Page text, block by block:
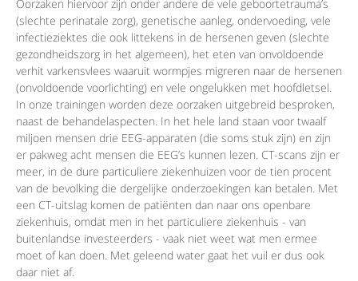
Oorzaken hiervoor zijn onder andere de vele geboortetrauma’s
(slechte perinatale zorg), genetische aanleg, ondervoeding, vele
infectieziektes die ook littekens in de hersenen geven (slechte
gezondheidszorg in het algemeen), het eten van onvoldoende
verhit varkensvlees waaruit wormpjes migreren naar de hersenen
(onvoldoende voorlichting) en vele ongelukken met hoofdletsel.
In onze trainingen worden deze oorzaken uitgebreid besproken,
naast de behandelaspecten. In het hele land staan voor twaalf
miljoen mensen drie EEG-apparaten (die soms stuk zijn) en zijn
er pakweg acht mensen die EEG’s kunnen lezen. CT-scans zijn er
meer, in de dure particuliere ziekenhuizen voor de tien procent
van de bevolking die dergelijke onderzoekingen kan betalen. Met
een CT-uitslag komen de patiënten dan naar ons openbare
ziekenhuis, omdat men in het particuliere ziekenhuis - van
buitenlandse investeerders - vaak niet weet wat men ermee
moet of kan doen. Met geleend water gaat het vuil er dus ook
daar niet af.